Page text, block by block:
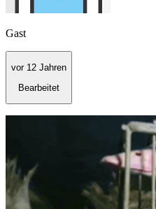
Gast
vor 12 Jahren
Bearbeitet